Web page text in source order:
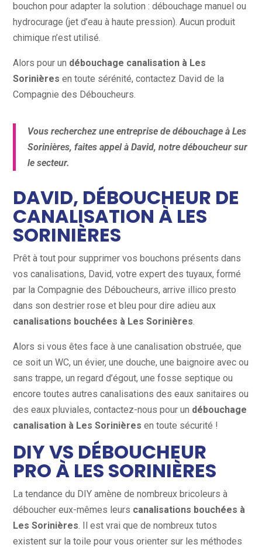
bouchon pour adapter la solution : débouchage manuel ou
hydrocurage (jet d’eau à haute pression). Aucun produit
chimique n’est utilisé.
Alors pour un débouchage canalisation à Les
Sorinières en toute sérénité, contactez David de la
Compagnie des Déboucheurs.
Vous recherchez une entreprise de débouchage à Les
Sorinières, faites appel à David, notre déboucheur sur
le secteur.
DAVID, DÉBOUCHEUR DE
CANALISATION À LES
SORINIÈRES
Prêt à tout pour supprimer vos bouchons présents dans
vos canalisations, David, votre expert des tuyaux, formé
par la Compagnie des Déboucheurs, arrive illico presto
dans son destrier rose et bleu pour dire adieu aux
canalisations bouchées à Les Sorinières.
Alors si vous êtes face à une canalisation obstruée, que
ce soit un WC, un évier, une douche, une baignoire avec ou
sans trappe, un regard d’égout, une fosse septique ou
encore toutes autres canalisations des eaux sanitaires ou
des eaux pluviales, contactez-nous pour un débouchage
canalisation à Les Sorinières en toute sécurité !
DIY VS DÉBOUCHEUR
PRO À LES SORINIÈRES
La tendance du DIY amène de nombreux bricoleurs à
déboucher eux-mêmes leurs canalisations bouchées à
Les Sorinières. Il est vrai que de nombreux tutos
existent sur la toile pour vous orienter sur les méthodes